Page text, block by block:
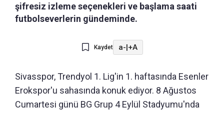
şifresiz izleme seçenekleri ve başlama saati
futbolseverlerin gündeminde.
Kaydet a-|+A
Sivasspor, Trendyol 1. Lig'in 1. haftasında Esenler
Erokspor'u sahasında konuk ediyor. 8 Ağustos
Cumartesi günü BG Grup 4 Eylül Stadyumu'nda